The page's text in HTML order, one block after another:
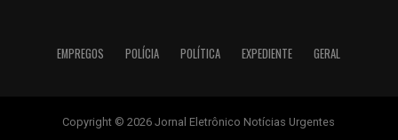
EMPREGOS POLÍCIA POLÍTICA EXPEDIENTE GERAL
Copyright © 2026 Jornal Eletrônico Notícias Urgentes